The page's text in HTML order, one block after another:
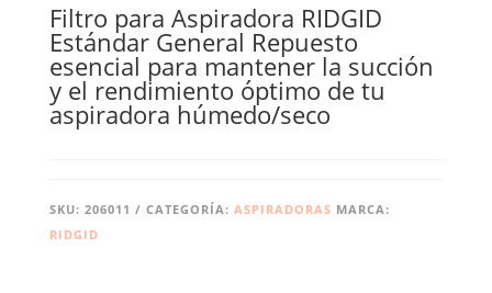
Filtro para Aspiradora RIDGID
Estándar General Repuesto
esencial para mantener la succión
y el rendimiento óptimo de tu
aspiradora húmedo/seco
SKU: 206011 CATEGORÍA: ASPIRADORAS MARCA:
RIDGID